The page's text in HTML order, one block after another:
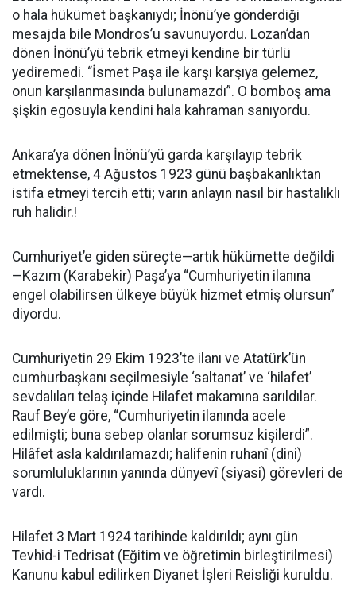
o hala hükümet başkanıydı; İnönü’ye gönderdiği
mesajda bile Mondros’u savunuyordu. Lozan’dan
dönen İnönü’yü tebrik etmeyi kendine bir türlü
yediremedi. “İsmet Paşa ile karşı karşıya gelemez,
onun karşılanmasında bulunamazdı”. O bomboş ama
şişkin egosuyla kendini hala kahraman sanıyordu.
Ankara’ya dönen İnönü’yü garda karşılayıp tebrik
etmektense, 4 Ağustos 1923 günü başbakanlıktan
istifa etmeyi tercih etti; varın anlayın nasıl bir hastalıklı
ruh halidir.!
Cumhuriyet’e giden süreçte—artık hükümette değildi
—Kazım (Karabekir) Paşa’ya “Cumhuriyetin ilanına
engel olabilirsen ülkeye büyük hizmet etmiş olursun”
diyordu.
Cumhuriyetin 29 Ekim 1923’te ilanı ve Atatürk’ün
cumhurbaşkanı seçilmesiyle ‘saltanat’ ve ‘hilafet’
sevdalıları telaş içinde Hilafet makamına sarıldılar.
Rauf Bey’e göre, “Cumhuriyetin ilanında acele
edilmişti; buna sebep olanlar sorumsuz kişilerdi”.
Hilâfet asla kaldırılamazdı; halifenin ruhanî (dini)
sorumluluklarının yanında dünyevî (siyasi) görevleri de
vardı.
Hilafet 3 Mart 1924 tarihinde kaldırıldı; aynı gün
Tevhid-i Tedrisat (Eğitim ve öğretimin birleştirilmesi)
Kanunu kabul edilirken Diyanet İşleri Reisliği kuruldu.